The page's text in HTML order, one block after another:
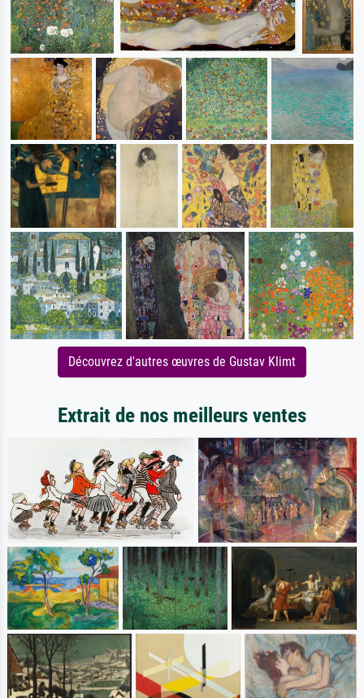
Découvrez d'autres œuvres de Gustav Klimt
Extrait de nos meilleurs ventes